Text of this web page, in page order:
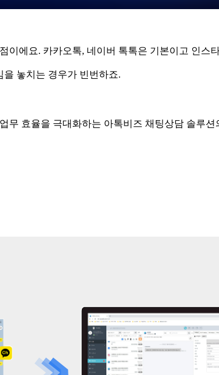
이에요. 카카오톡, 네이버 톡톡은 기본이고 인스
놓치는 경우가 빈번하죠.
무 효율을 극대화하는 아톡비즈 채팅상담 솔루션